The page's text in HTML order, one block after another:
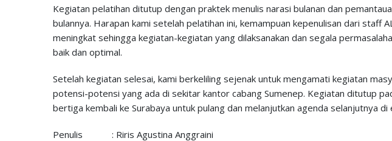
Kegiatan pelatihan ditutup dengan praktek menulis narasi bulanan dan
bulannya. Harapan kami setelah pelatihan ini, kemampuan kepenulisan dari staff
meningkat sehingga kegiatan-kegiatan yang dilaksanakan dan segala
baik dan optimal.
Setelah kegiatan selesai, kami berkeliling sejenak untuk mengamati kegiatan
potensi-potensi yang ada di sekitar kantor cabang Sumenep. Kegiatan ditutup
bertiga kembali ke Surabaya untuk pulang dan melanjutkan agenda selanjutnya di
Penulis : Riris Agustina Anggraini